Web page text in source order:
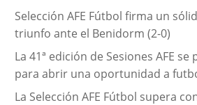
a
s
Selección AFE Fútbol firma un
triunfo ante el Benidorm (2-0)
La 41ª edición de Sesiones AFE
para abrir una oportunidad a
La Selección AFE Fútbol supera